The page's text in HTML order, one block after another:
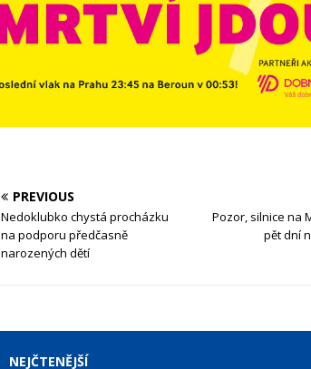
PREVIOUS
Nedoklubko chystá procházku
na podporu předčasně
narozených dětí
Pozor, silnice na
pět dní
NEJČTENĚJŠÍ